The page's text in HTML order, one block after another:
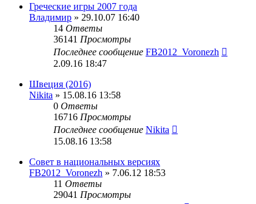
Греческие игры 2007 года
Владимир » 29.10.07 16:40
14 Ответы
36141 Просмотры
Последнее сообщение FB2012_Voronezh
2.09.16 18:47
Швеция (2016)
Nikita » 15.08.16 13:58
0 Ответы
16716 Просмотры
Последнее сообщение Nikita
15.08.16 13:58
Совет в национальных версиях
FB2012_Voronezh » 7.06.12 18:53
11 Ответы
29041 Просмотры